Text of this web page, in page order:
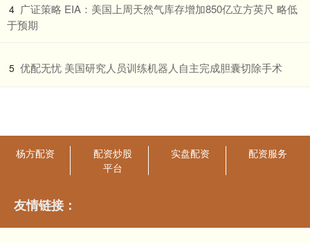
4 ​广证策略 EIA：美国上周天然气库存增加850亿立方英尺 略低
于预期
5 ​优配无忧 美国研究人员训练机器人自主完成胆囊切除手术
杨方配资
配资炒股
平台
实盘配资 配资服务
友情链接：